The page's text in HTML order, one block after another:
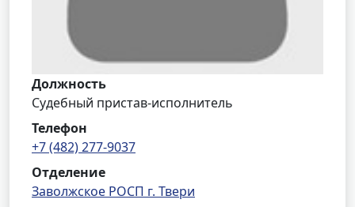
Должность
Судебный пристав-исполнитель
Телефон
+7 (482) 277-9037
Отделение
Заволжское РОСП г. Твери